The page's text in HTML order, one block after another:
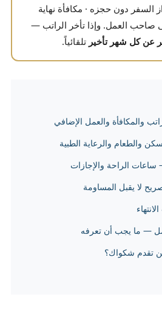
السفر دون حجزه · مكافأة نهاية
صاحب العمل. وإذا تأخر الراتب —
تلقائياً.
والمكافأة والعمل الإضافي
والطعام والرعاية الطبية
الراحة والإجازات
لا يقبل المساومة
— ما يجب أن تعرفه
تقدم شكواك؟